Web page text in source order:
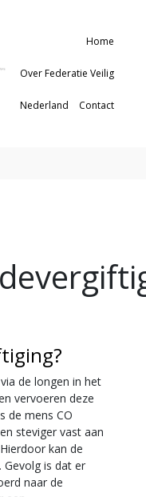
Home
Over Federatie Veilig
Nederland Contact
de longen in het
vervoeren deze
de mens CO
steviger vast aan
kan de
is dat er
naar de